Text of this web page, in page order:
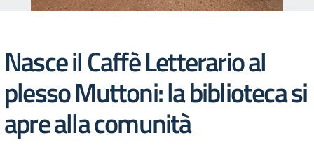
Nasce il Caffè Letterario al
plesso Muttoni: la biblioteca si
apre alla comunità